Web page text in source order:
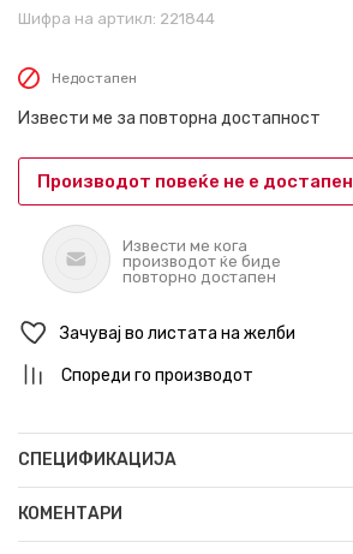
Шифра на артикл: 221844
Недостапен
Извести ме за повторна достапност
Производот повеќе не е достапен
Извести ме кога
производот ќе биде
повторно достапен
Зачувај во листата на желби
Спореди го производот
СПЕЦИФИКАЦИЈА
КОМЕНТАРИ